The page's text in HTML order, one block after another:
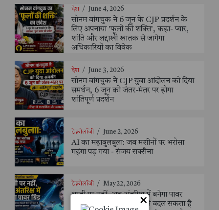
देश / June 4, 2026
सोनम वांगचुक ने 6 जून के CJP प्रदर्शन के
लिए अपनाया 'फूलों की शक्ति', कहा- प्यार,
शांति और लद्दाखी खातक से जागेगा
अधिकारियों का विवेक
देश / June 3, 2026
सोनम वांगचुक ने CJP युवा आंदोलन को दिया
समर्थन, 6 जून को जंतर-मंतर पर होगा
शांतिपूर्ण प्रदर्शन
टेक्नोलॉजी / June 2, 2026
AI का महाबुलबुला: जब मशीनों पर भरोसा
महंगा पड़ गया - संजय सक्सैना
टेक्नोलॉजी / May 22, 2026
धरती पर नहीं, अब अंतरिक्ष में बनेगा पावर
ग्रिड: चीन की नई तकनीक से बदल सकता है
×